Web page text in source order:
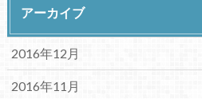
アーカイブ
2016年12月
2016年11月